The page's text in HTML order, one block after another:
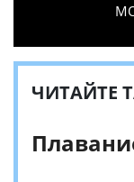
ЧИТАЙТЕ